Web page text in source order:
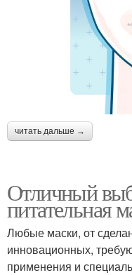
читать дальше →
Отличный
питательная
Любые маски, от
инновационных,
применения и